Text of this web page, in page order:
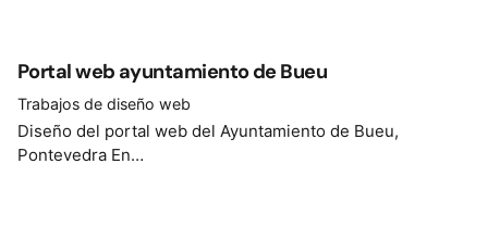
Portal web ayuntamiento de Bueu
Trabajos de diseño web
Diseño del portal web del Ayuntamiento de Bueu,
Pontevedra En…